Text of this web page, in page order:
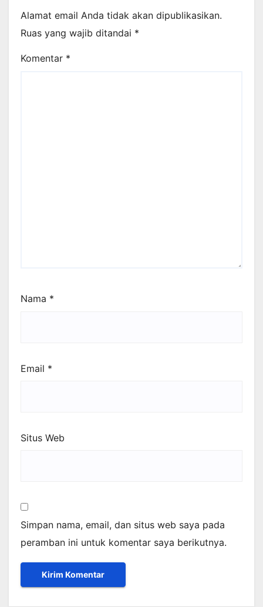
Alamat email Anda tidak akan dipublikasikan.
Ruas yang wajib ditandai *
Komentar *
Nama *
Email *
Situs Web
Simpan nama, email, dan situs web saya pada
peramban ini untuk komentar saya berikutnya.